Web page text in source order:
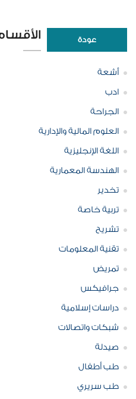
عودة
أشعة
ادب
الجراحة
العلوم المالية والإدارية
اللغة الإنجليزية
الهندسة المعمارية
تخدير
تربية خاصة
تشريح
تقنية المعلومات
تمريض
جرافيكس
دراسات إسلامية
شبكات واتصالات
صيدلة
طب أطفال
طب سريري